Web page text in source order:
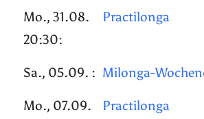
Mo., 31.08.
20:30:
Practilonga
Sa., 05.09. : Milonga-
Mo., 07.09.
Practilonga